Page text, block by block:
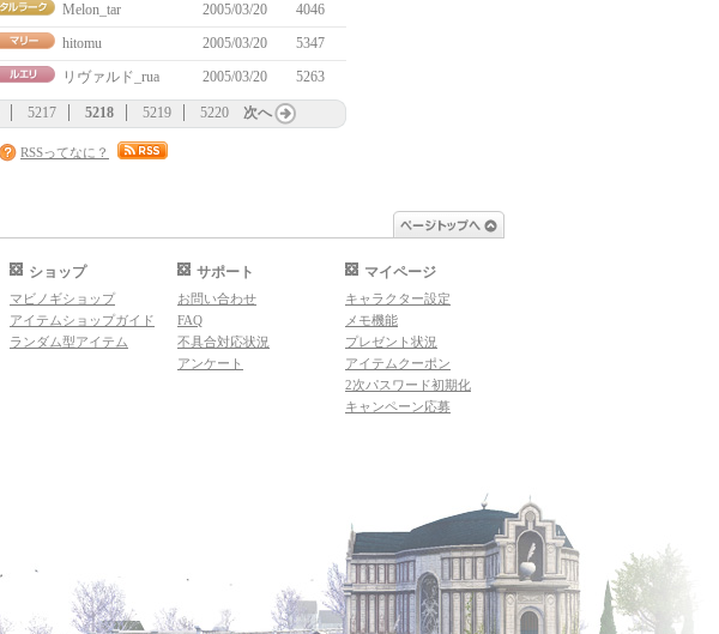
Melon_tar 2005/03/20
4046
hitomu 2005/03/20
5347
リヴァルド_rua 2005/03/20 5263
5217 5218 5219 5220 次へ
RSSってなに？
ショップ
マビノギショップ
アイテムショップガイド
ランダム型アイテム
サポート
お問い合わせ
FAQ
不具合対応状況
アンケート
マイページ
キャラクター設定
メモ機能
プレゼント状況
アイテムクーポン
2次パスワード初期化
キャンペーン応募